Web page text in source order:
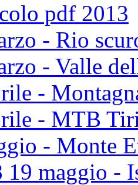
pdf 2013
- Rio
- Valle
-
- MTB
- Monte
19 maggio -